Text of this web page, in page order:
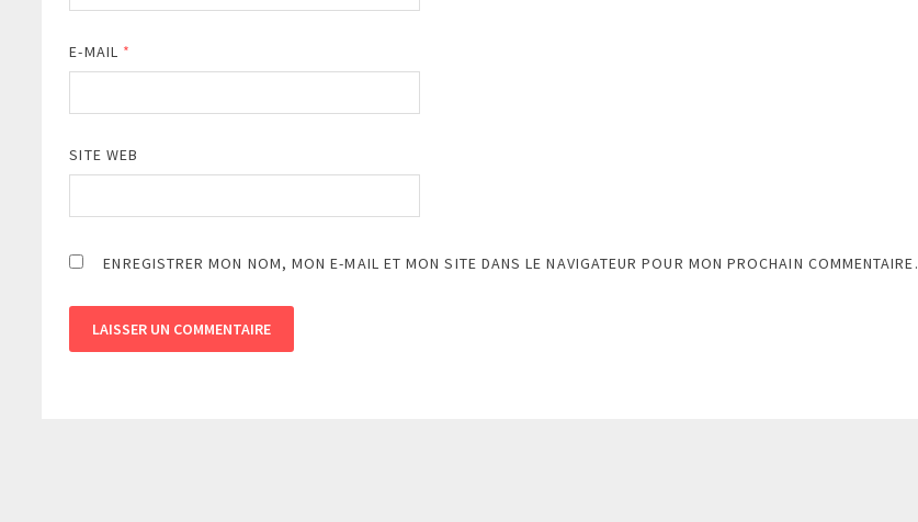
E-MAIL *
SITE WEB
ENREGISTRER MON NOM, MON E-MAIL ET MON SITE DANS LE NAVIGATEUR POUR MON PROCHAIN COMMENTAIRE.